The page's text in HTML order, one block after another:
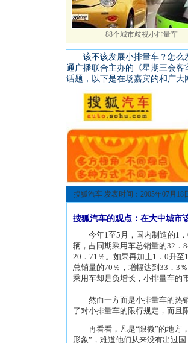
88个城市歧视小排量车
该不该发展小排量车？怎么
通广播联合主办的《星期三会
话题，以下是在场嘉宾的和广大
搜狐汽车 发表时间：2005年07月18
搜狐汽车的观点：在大中城市
今年1至5月，国内制造的1．
辆，占同期乘用车总销量的32．
20．71％。如果再加上1．0升
总销量的70％，增幅达到33．3
乘用车却是负增长，小排量车的
然而一方面是小排量车的热销
了对小排量车的限行规定，而且
再看看，凡是“限微”的地方，
形象”，难道他们从来没有出过